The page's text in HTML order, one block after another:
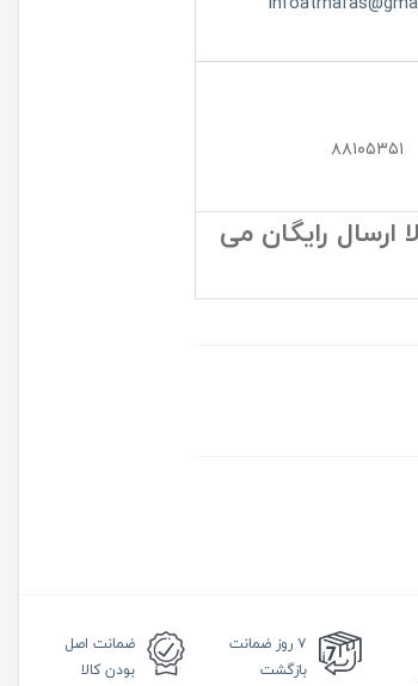
۸۸۱۰۵۳۵۱
رایگان می
۷ روز
ضمانت
بازگشت
ضمانت اصل
بودن کالا